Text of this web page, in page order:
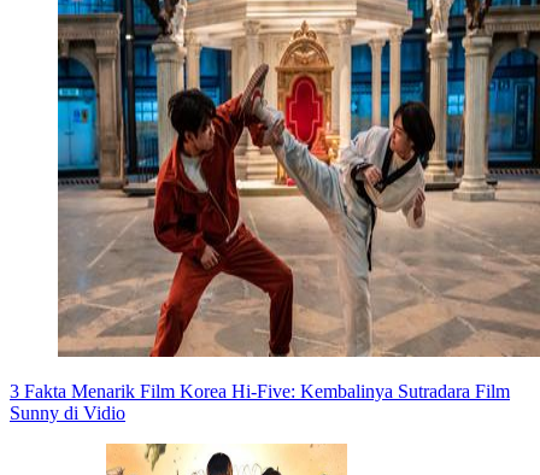
3 Fakta Menarik Film Korea Hi-Five: Kembalinya Sutradara Film
Sunny di Vidio